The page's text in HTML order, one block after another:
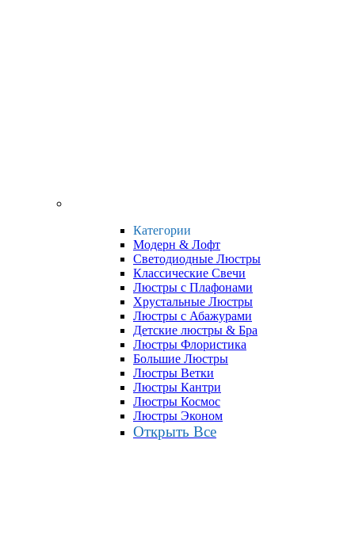
Категории
Модерн & Лофт
Светодиодные Люстры
Классические Свечи
Люстры с Плафонами
Хрустальные Люстры
Люстры с Абажурами
Детские люстры & Бра
Люстры Флористика
Большие Люстры
Люстры Ветки
Люстры Кантри
Люстры Космос
Люстры Эконом
Открыть Все